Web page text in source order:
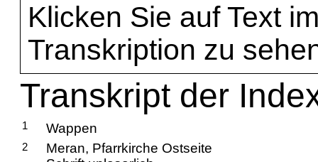
Klicken Sie auf Text
Transkription zu
Transkript der
1 Wappen
2
Meran, Pfarrkirche Ostseite